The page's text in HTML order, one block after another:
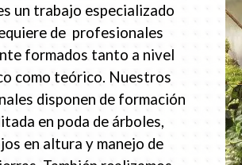
un trabajo especializado
de profesionales
formados tanto a nivel
como teórico. Nuestros
disponen de formación
en poda de árboles,
en altura y manejo de